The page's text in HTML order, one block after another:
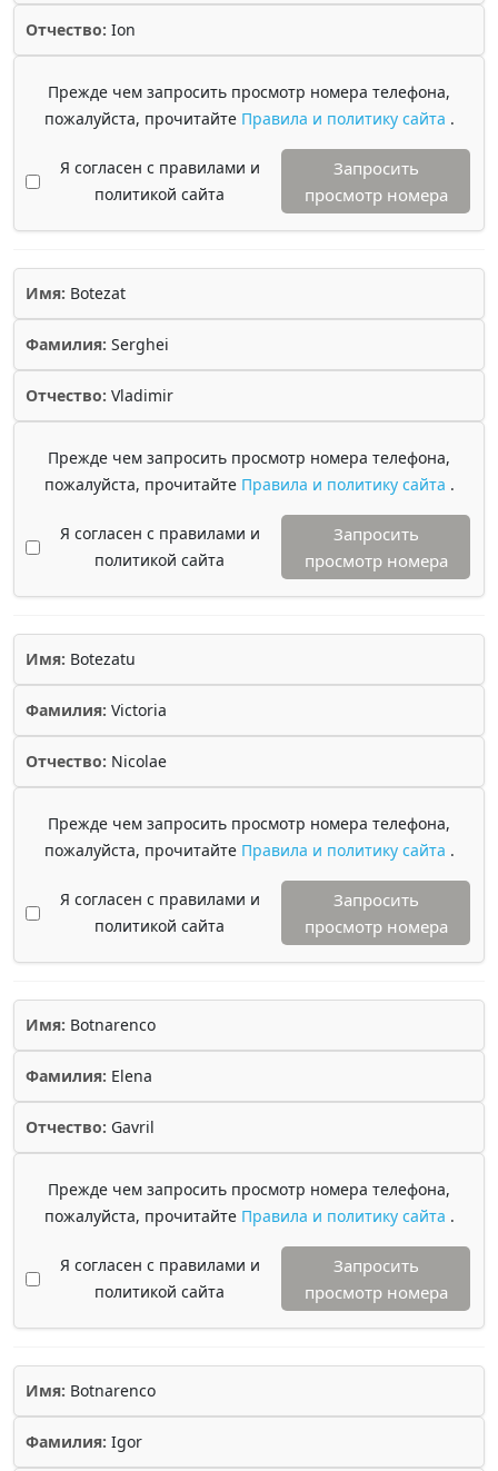
Отчество: Ion
Прежде чем запросить просмотр номера телефона,
пожалуйста, прочитайте Правила и политику сайта .
Я согласен с правилами и
политикой сайта
Запросить
просмотр номера
Имя: Botezat
Фамилия: Serghei
Отчество: Vladimir
Прежде чем запросить просмотр номера телефона,
пожалуйста, прочитайте Правила и политику сайта .
Я согласен с правилами и
политикой сайта
Запросить
просмотр номера
Имя: Botezatu
Фамилия: Victoria
Отчество: Nicolae
Прежде чем запросить просмотр номера телефона,
пожалуйста, прочитайте Правила и политику сайта .
Я согласен с правилами и
политикой сайта
Запросить
просмотр номера
Имя: Botnarenco
Фамилия: Elena
Отчество: Gavril
Прежде чем запросить просмотр номера телефона,
пожалуйста, прочитайте Правила и политику сайта .
Я согласен с правилами и
политикой сайта
Запросить
просмотр номера
Имя: Botnarenco
Фамилия: Igor